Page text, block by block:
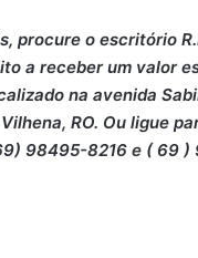
procure o escritório
a receber um valor
na avenida
RO. Ou ligue
98495-8216 e ( 69 )